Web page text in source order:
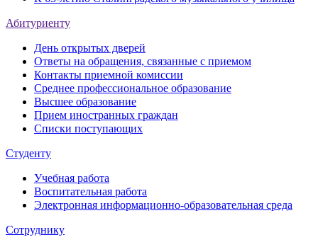
Абитуриенту
День открытых дверей
Ответы на обращения, связанные с приемом
Контакты приемной комиссии
Среднее профессиональное образование
Высшее образование
Прием иностранных граждан
Списки поступающих
Студенту
Учебная работа
Воспитательная работа
Электронная информационно-образовательная среда
Сотруднику